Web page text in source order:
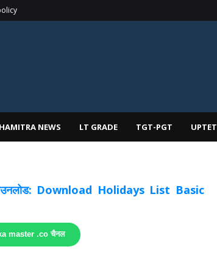
NEWS LT GRADE TGT-PGT UPTET
डाउनलोड: Download Holidays List Basic
master .co चैनल